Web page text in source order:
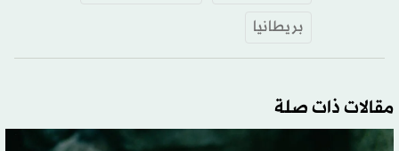
بريطانيا
مقالات ذات صلة